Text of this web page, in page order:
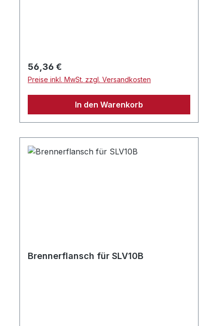
Regulärer Preis:
56,36 €
Preise inkl. MwSt. zzgl. Versandkosten
In den Warenkorb
Brennerflansch für SLV10B